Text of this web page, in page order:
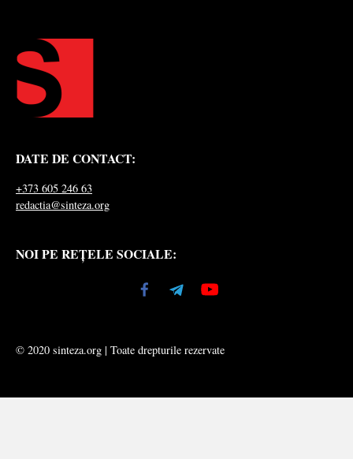
DATE DE CONTACT:
+373 605 246 63
redactia@sinteza.org
NOI PE REȚELE SOCIALE:
© 2020 sinteza.org | Toate drepturile rezervate